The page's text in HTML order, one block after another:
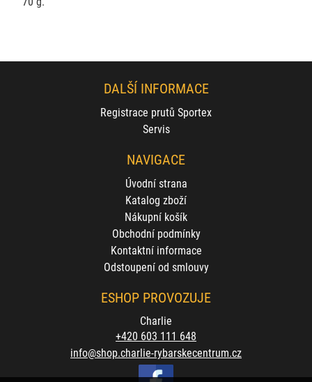
DALŠÍ INFORMACE
Registrace prutů Sportex
Servis
NAVIGACE
Úvodní strana
Katalog zboží
Nákupní košík
Obchodní podmínky
Kontaktní informace
Odstoupení od smlouvy
ESHOP PROVOZUJE
Charlie
+420 603 111 648
info@shop.charlie-rybarskecentrum.cz